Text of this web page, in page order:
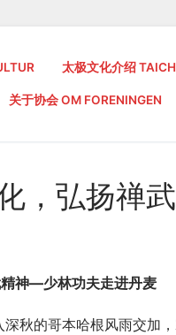
太极文化介绍
关于协会 OM FORENINGEN
，弘扬禅
神—少林功夫走进丹麦
秋的哥本哈根风雨交加